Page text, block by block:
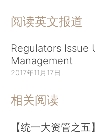
阅读英文报道
Regulators Issue
Management
2017年11月17日
相关阅读
【统一大资管之